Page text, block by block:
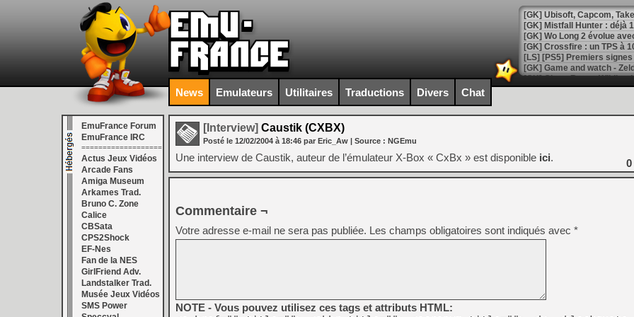
[GK] Mistfall Hunter : déjà
[GK] Wo Long 2 évolue
[GK] Crossfire : un TPS à
[LS] [PS5] Premiers
[Mo5] DOOM arrive en
[GK] Bethesda fête les 30
[GK] Roblox : l'action en
[GK] Agenda - GeForce
[LS] [PS5] ps5-y2jb-
[GK] Pourquoi Marvel
[GK] Test : Restory : Chill
[GK] GTA 6 : Rockstar
[GK] Hot Wheels Infinite
[GK] Mémoire cash -
[GK] Résultats Nintendo :
News Emulateurs Utilitaires Traductions Divers Chat
EmuFrance Forum
EmuFrance IRC
===================
Actus Jeux Vidéos
Arcade Fans
Amiga Museum
Arkames Trad.
Bruno C. Zone
Calice
CBSata
CPS2Shock
EF-Nes
Fan de la NES
GirlFriend Adv.
Landstalker Trad.
Musée Jeux Vidéos
SMS Power
[Interview] Caustik (CXBX)
Posté le 12/02/2004 à 18:46 par Eric_Aw | Source : NGEmu
Une interview de Caustik, auteur de l’émulateur X-Box « CxBx » est disponible ici. 0
Commentaire ¬
Votre adresse e-mail ne sera pas publiée. Les champs obligatoires sont indiqués avec *
NOTE - Vous pouvez utilisez ces tags et attributs HTML: